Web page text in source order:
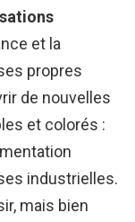
et la
propres
de nouvelles
et colorés :
industrielles.
mais bien